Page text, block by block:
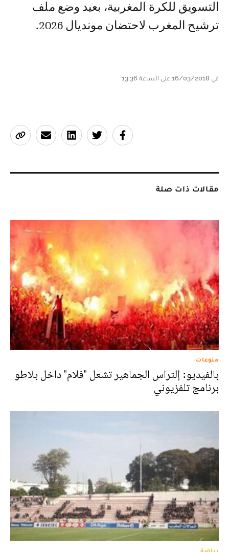
التسويق للكرة المغربية، بعيد وضع ملف
ترشيح المغرب لاحتضان مونديال 2026.
في 16/03/2018 على الساعة 13:36
مقالات ذات صلة
منوعات
بالفيديو: إلتراس الجماهير تشعل "فلام" داخل بلاطو
برنامج تلفزيوني